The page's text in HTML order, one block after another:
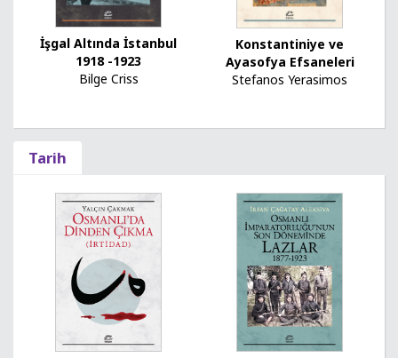
İşgal Altında İstanbul
1918 -1923
Bilge Criss
Konstantiniye ve
Ayasofya Efsaneleri
Stefanos Yerasimos
Tarih